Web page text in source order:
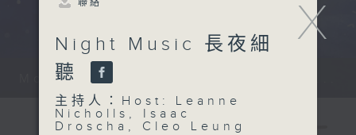
Monday - Sunday 星期一至日 12am...
X
Night Music 長夜細
聽
主持人：Host: Leanne
Nicholls, Isaac
Droscha, Cleo Leung